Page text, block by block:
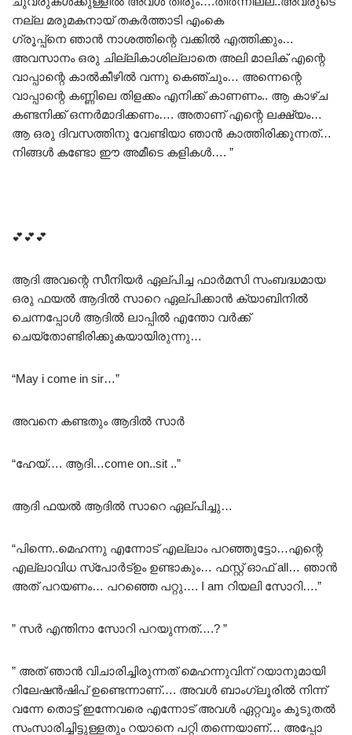
നല്ല മരുമകനായ് തകർത്താടി എംകെ
ഗ്രൂപ്പ്‌നെ ഞാൻ നാശത്തിന്റെ വക്കിൽ എത്തിക്കും…
അവസാനം ഒരു ചില്ലികാശില്ലാതെ അലി മാലിക് എന്റെ
വാപ്പാന്റെ കാൽകീഴിൽ വന്നു കെഞ്ചും… അന്നെന്റെ
വാപ്പാന്റെ കണ്ണിലെ തിളക്കം എനിക്ക് കാണണം.. ആ കാഴ്ച
കണ്ടനിക്ക് ഒന്നർമാദിക്കണം…. അതാണ് എന്റെ ലക്ഷ്യം…
ആ ഒരു ദിവസത്തിനു വേണ്ടിയാ ഞാൻ കാത്തിരിക്കുന്നത്…
നിങ്ങൾ കണ്ടോ ഈ അമീടെ കളികൾ…. ”
💕💕💕
ആദി അവന്റെ സീനിയർ ഏല്പിച്ച ഫാർമസി സംബദ്ധമായ
ഒരു ഫയൽ ആദിൽ സാറെ ഏല്പിക്കാൻ ക്യാബിനിൽ
ചെന്നപ്പോൾ ആദിൽ ലാപ്പിൽ എന്തോ വർക്ക്‌
ചെയ്തോണ്ടിരിക്കുകയായിരുന്നു…
“May i come in sir…”
അവനെ കണ്ടതും ആദിൽ സാർ
“ഹേയ്…. ആദി…come on..sit ..”
ആദി ഫയൽ ആദിൽ സാറെ ഏല്പിച്ചു…
“പിന്നെ..മെഹന്നു എന്നോട് എല്ലാം പറഞ്ഞുട്ടോ…എന്റെ
എല്ലാവിധ സ്‌പോർട്ഉം ഉണ്ടാകും… ഫസ്റ്റ് ഓഫ് all… ഞാൻ
അത് പറയണം… പറഞ്ഞെ പറ്റു…. I am റിയലി സോറി….”
” സർ എന്തിനാ സോറി പറയുന്നത്….? ”
” അത് ഞാൻ വിചാരിച്ചിരുന്നത് മെഹന്നുവിന് റയാനുമായി
റിലേഷൻഷിപ് ഉണ്ടെന്നാണ്…. അവൾ ബാംഗ്ലൂരിൽ നിന്ന്
വന്നേ തൊട്ട് ഇന്നേവരെ എന്നോട് അവൾ ഏറ്റവും കൂടുതൽ
സംസാരിച്ചിട്ടുള്ളതും റയാനെ പറ്റി തന്നെയാണ്… അപ്പോ